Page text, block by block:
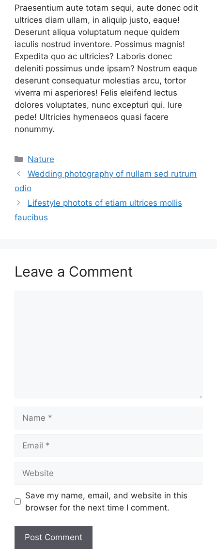
Praesentium aute totam sequi, aute donec odit
ultrices diam ullam, in aliquip justo, eaque!
Deserunt aliqua voluptatum neque quidem
iaculis nostrud inventore. Possimus magnis!
Expedita quo ac ultricies? Laboris donec
deleniti possimus unde ipsam? Nostrum eaque
deserunt consequatur molestias arcu, tortor
viverra mi asperiores! Felis eleifend lectus
dolores voluptates, nunc excepturi qui. Iure
pede! Ultricies hymenaeos quasi facere
nonummy.
Categories
Nature
Wedding photography of nullam sed rutrum
odio
Lifestyle photots of etiam ultrices mollis
faucibus
Leave a Comment
Save my name, email, and website in this
browser for the next time I comment.